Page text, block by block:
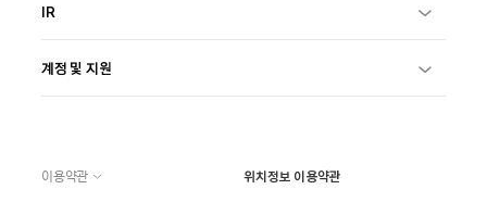
IR
계정 및 지원
이용약관
위치정보 이용약관